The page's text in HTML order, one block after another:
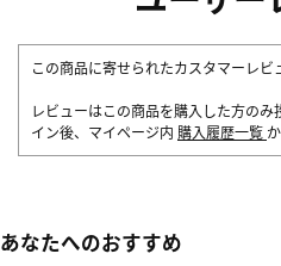
この商品に寄せられたカスタマーレビ
レビューはこの商品を購入した方の
イン後、マイページ内 購入履歴一覧
あなたへのおすすめ